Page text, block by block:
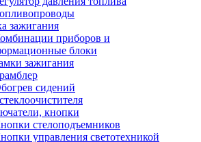
зажигания
приборов и
блоки
зажигания
сидений
кнопки
стелоподъемников
управления светотехникой